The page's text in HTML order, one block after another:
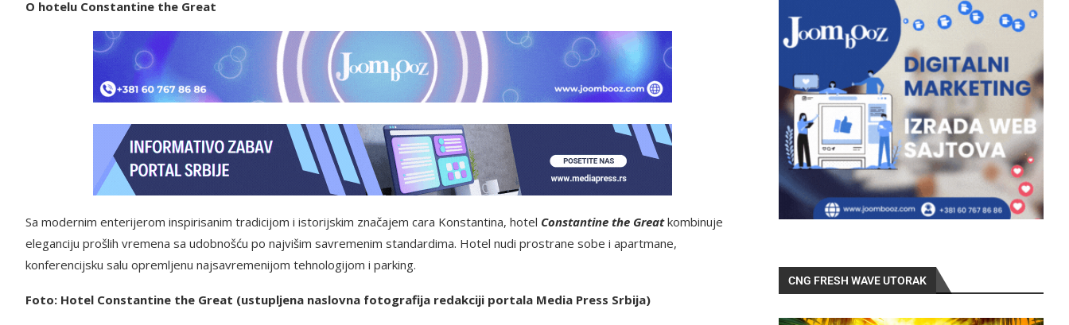
O hotelu Constantine the Great
Sa modernim enterijerom inspirisanim tradicijom i istorijskim značajem cara Konstantina, hotel Constantine the Great kombinuje
eleganciju prošlih vremena sa udobnošću po najvišim savremenim standardima. Hotel nudi prostrane sobe i apartmane,
konferencijsku salu opremljenu najsavremenijom tehnologijom i parking.
Foto: Hotel Constantine the Great (ustupljena naslovna fotografija redakciji portala Media Press Srbija)
CNG FRESH WAVE UTORAK